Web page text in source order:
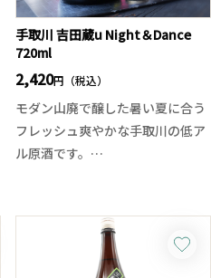
手取川 吉田蔵u Night＆Dance
720ml
2,420円（税込）
モダン山廃で醸した暑い夏に合う
フレッシュ爽やかな手取川の低ア
ル原酒です。
と思いきや綺麗な旨味と酸味が駆
け抜けていき、後味はサッパリ。
キャンプやフェスなどアクティブ